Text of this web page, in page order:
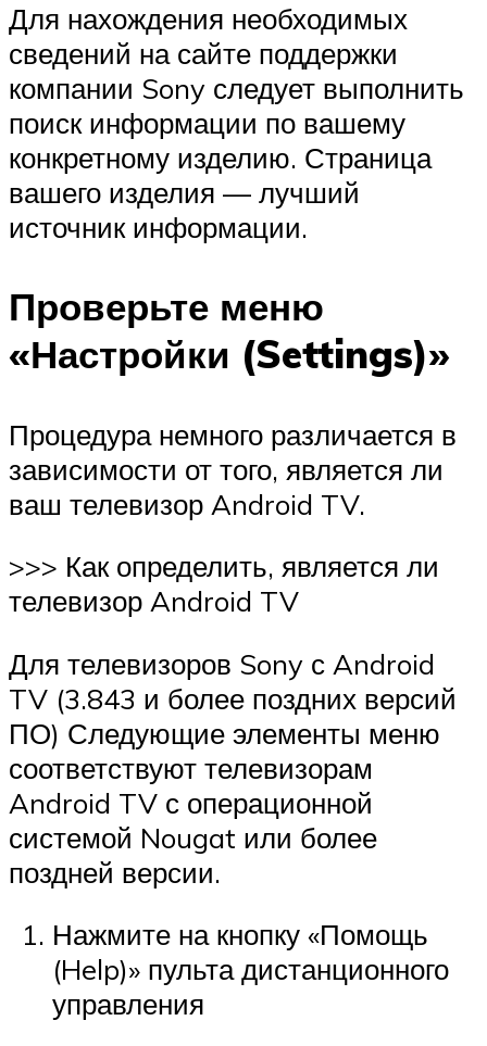
Для нахождения необходимых
сведений на сайте поддержки
компании Sony следует выполнить
поиск информации по вашему
конкретному изделию. Страница
вашего изделия — лучший
источник информации.
Проверьте меню
«Настройки (Settings)»
Процедура немного различается в
зависимости от того, является ли
ваш телевизор Android TV.
>>> Как определить, является ли
телевизор Android TV
Для телевизоров Sony с Android
TV (3.843 и более поздних версий
ПО) Следующие элементы меню
соответствуют телевизорам
Android TV с операционной
системой Nougat или более
поздней версии.
Нажмите на кнопку «Помощь
(Help)» пульта дистанционного
управления